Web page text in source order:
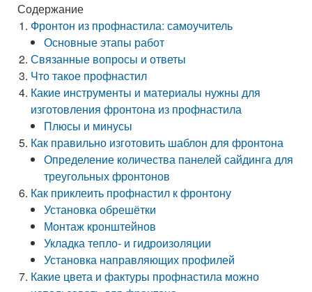
Содержание
Фронтон из профнастила: самоучитель
Основные этапы работ
Связанные вопросы и ответы
Что такое профнастил
Какие инструменты и материалы нужны для
изготовления фронтона из профнастила
Плюсы и минусы
Как правильно изготовить шаблон для фронтона
Определение количества панелей сайдинга для
треугольных фронтонов
Как приклеить профнастил к фронтону
Установка обрешётки
Монтаж кронштейнов
Укладка тепло- и гидроизоляции
Установка направляющих профилей
Какие цвета и фактуры профнастила можно